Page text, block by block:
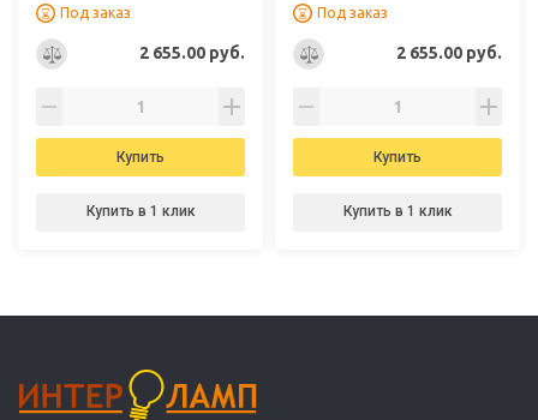
Под заказ
2 655.00 руб.
Купить
Купить в 1 клик
Под заказ
2 655.00 руб.
Купить
Купить в 1 клик